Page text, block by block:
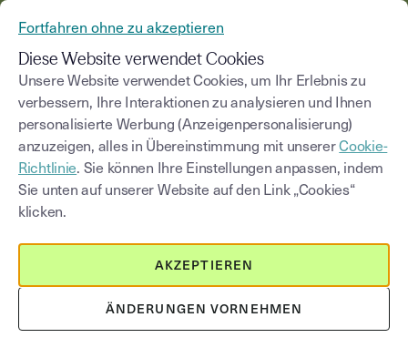
Blog|Unternehmensdokumente
Kategorie auswählen Saisissez un terme
Unternehmensdokumente
Unternehmensdokumente –
Sicher verwalten & signieren
Unternehmen haben es jeden Tag mit Dutzenden von
Fortfahren ohne zu akzeptieren
Diese Website verwendet Cookies
Unsere Website verwendet Cookies, um Ihr Erlebnis zu
verbessern, Ihre Interaktionen zu analysieren und Ihnen
personalisierte Werbung (Anzeigenpersonalisierung)
anzuzeigen, alles in Übereinstimmung mit unsererCookie-
Richtlinie. Sie können Ihre Einstellungen anpassen, indem
Sie unten auf unserer Website auf den Link „Cookies“
klicken.
ÄNDERUNGEN VORNEHMEN
AKZEPTIEREN